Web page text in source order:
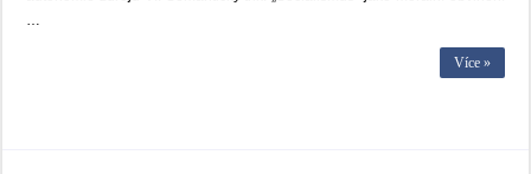
…
Více »